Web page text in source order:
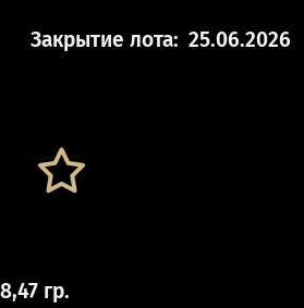
Закрытие лота: 25.06.2026
гр.